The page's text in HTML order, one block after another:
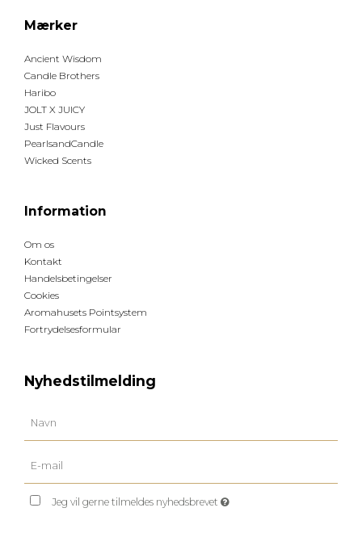
Mærker
Ancient Wisdom
Candle Brothers
Haribo
JOLT X JUICY
Just Flavours
PearlsandCandle
Wicked Scents
Information
Om os
Kontakt
Handelsbetingelser
Cookies
Aromahusets Pointsystem
Fortrydelsesformular
Nyhedstilmelding
Jeg vil gerne tilmeldes nyhedsbrevet